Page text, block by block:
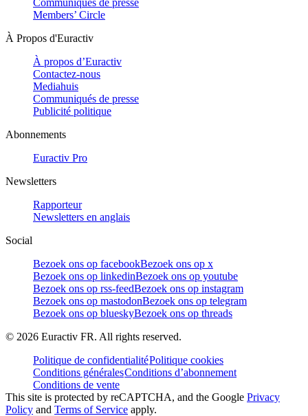
Communiqués de presse
Members’ Circle
À Propos d'Euractiv
À propos d’Euractiv
Contactez-nous
Mediahuis
Communiqués de presse
Publicité politique
Abonnements
Euractiv Pro
Newsletters
Rapporteur
Newsletters en anglais
Social
Bezoek ons op facebookBezoek ons op x
Bezoek ons op linkedinBezoek ons op youtube
Bezoek ons op rss-feedBezoek ons op instagram
Bezoek ons op mastodonBezoek ons op telegram
Bezoek ons op blueskyBezoek ons op threads
© 2026 Euractiv FR. All rights reserved.
Politique de confidentialitéPolitique cookies
Conditions généralesConditions d’abonnement
Conditions de vente
This site is protected by reCAPTCHA, and the Google Privacy
Policy and Terms of Service apply.